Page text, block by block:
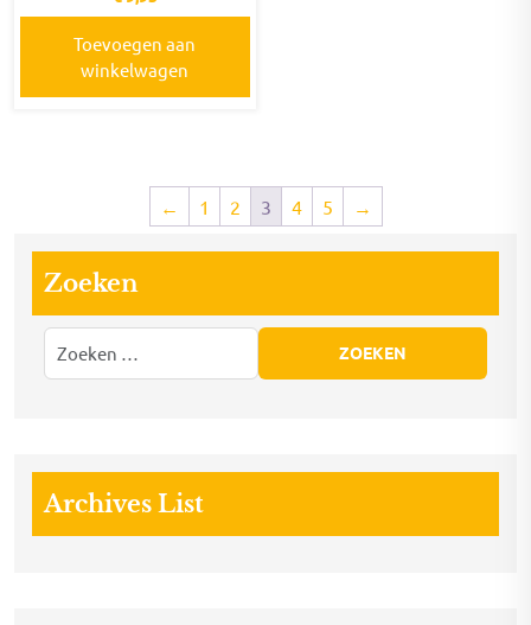
Toevoegen aan
winkelwagen
← 1 2 3 4 5 →
Zoeken
Archives List